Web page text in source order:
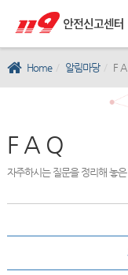
Home 알림마당 F
F A Q
자주하시는 질문을 정리해 놓